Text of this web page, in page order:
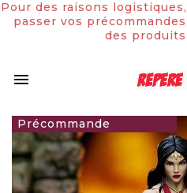

Pour des raisons
passer vos
des
59,90 €